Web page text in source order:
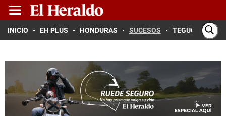
INICIO EH PLUS HONDURAS SUCESOS TEGUCIGALPA